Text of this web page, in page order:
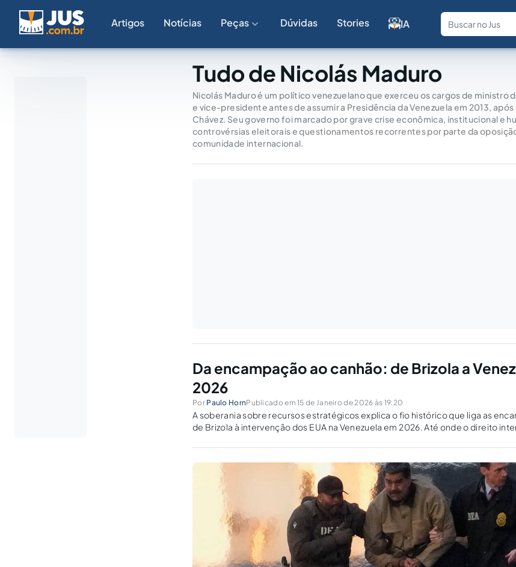
Artigos Notícias Peças Dúvidas Stories IA
Fale
Tudo de Nicolás Maduro
Nicolás Maduro é um político venezuelano que exerceu os cargos de ministro
e vice-presidente antes de assumir a Presidência da Venezuela em 2013,
Chávez. Seu governo foi marcado por grave crise econômica, institucional e
controvérsias eleitorais e questionamentos recorrentes por parte da
comunidade internacional.
Da encampação ao canhão: de Brizola a
2026
Por Paulo HornPublicado em 15 de Janeiro de 2026 às 19:20
A soberania sobre recursos estratégicos explica o fio histórico que liga as
de Brizola à intervenção dos EUA na Venezuela em 2026. Até onde o direito